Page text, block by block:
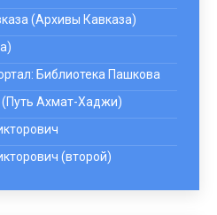
(Архивы Кавказа)
Библиотека Пашкова
(Путь Ахмат-Хаджи)
(второй)